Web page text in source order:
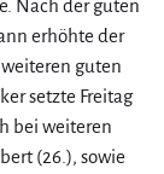
Nach der guten
erhöhte der
guten
setzte Freitag
bei weiteren
(26.), sowie